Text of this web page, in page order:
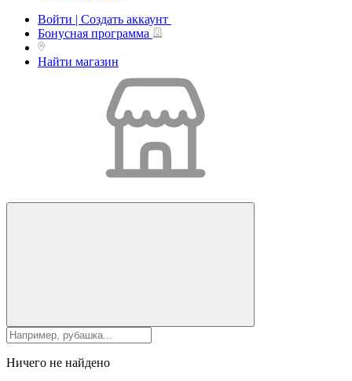
Войти | Создать аккаунт
Бонусная программа
Найти магазин
Ничего не найдено